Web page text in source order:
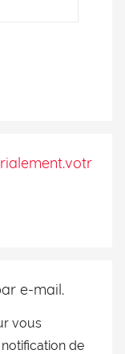
e-mail.
vous
de